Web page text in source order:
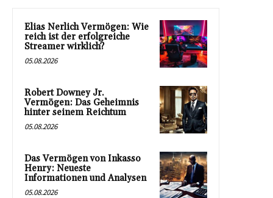
Elias Nerlich Vermögen: Wie
reich ist der erfolgreiche
Streamer wirklich?
05.08.2026
Robert Downey Jr.
Vermögen: Das Geheimnis
hinter seinem Reichtum
05.08.2026
Das Vermögen von Inkasso
Henry: Neueste
Informationen und Analysen
05.08.2026